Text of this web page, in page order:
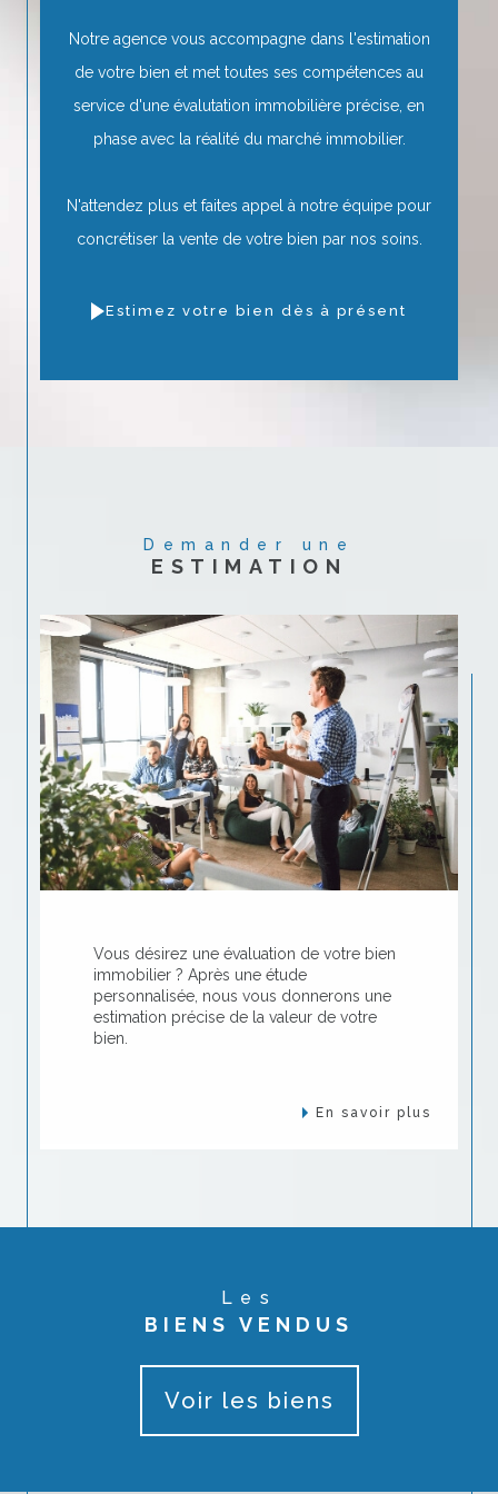
Notre agence vous accompagne dans l'estimation
de votre bien et met toutes ses compétences au
service d'une évalutation immobilière précise, en
phase avec la réalité du marché immobilier.
N'attendez plus et faites appel à notre équipe pour
concrétiser la vente de votre bien par nos soins.
Estimez votre bien dès à présent
Demander une
ESTIMATION
Vous désirez une évaluation de votre bien
immobilier ? Après une étude
personnalisée, nous vous donnerons une
estimation précise de la valeur de votre
bien.
En savoir plus
Les
BIENS VENDUS
Voir les biens